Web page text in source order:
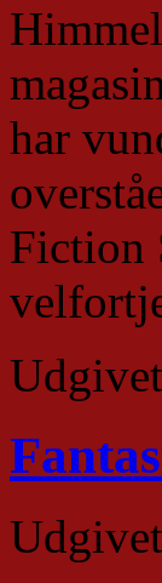
har
Fiction